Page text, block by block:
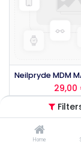
Home
29,00